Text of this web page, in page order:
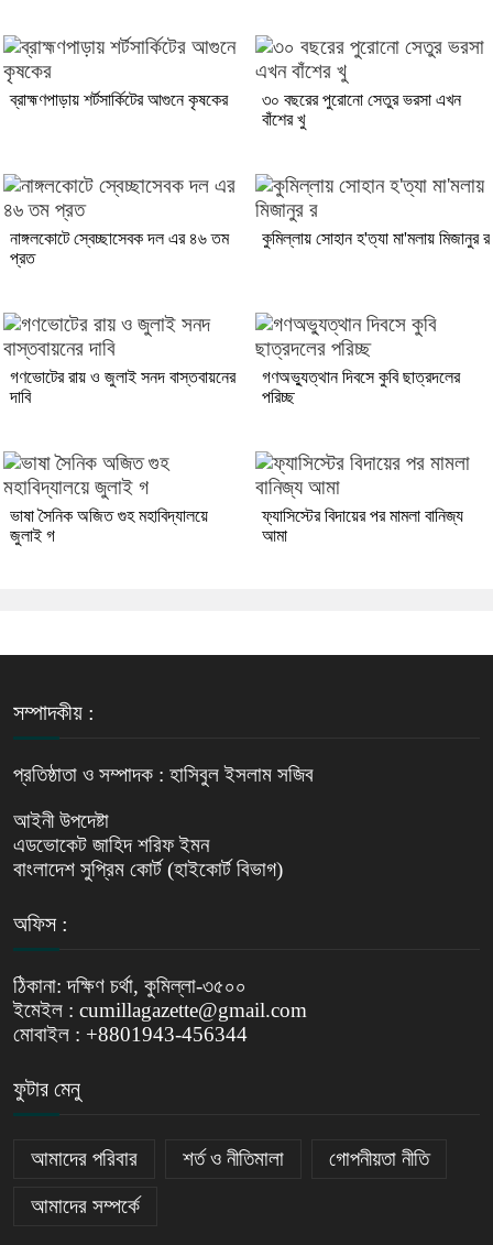
ব্রাহ্মণপাড়ায় শর্টসার্কিটের আগুনে কৃষকের
৩০ বছরের পুরোনো সেতুর ভরসা এখন
বাঁশের খু
নাঙ্গলকোটে স্বেচ্ছাসেবক দল এর ৪৬ তম
প্রত
কুমিল্লায় সোহান হ'ত্যা মা'মলায় মিজানুর র
গণভোটের রায় ও জুলাই সনদ বাস্তবায়নের
দাবি
গণঅভ্যুত্থান দিবসে কুবি ছাত্রদলের
পরিচ্ছ
ভাষা সৈনিক অজিত গুহ মহাবিদ্যালয়ে
জুলাই গ
ফ্যাসিস্টের বিদায়ের পর মামলা বানিজ্য
আমা
সম্পাদকীয় :
প্রতিষ্ঠাতা ও সম্পাদক : হাসিবুল ইসলাম সজিব
আইনী উপদেষ্টা
এডভোকেট জাহিদ শরিফ ইমন
বাংলাদেশ সুপ্রিম কোর্ট (হাইকোর্ট বিভাগ)
অফিস :
ঠিকানা: দক্ষিণ চর্থা, কুমিল্লা-৩৫০০
ইমেইল : cumillagazette@gmail.com
মোবাইল : +8801943-456344
ফুটার মেনু
আমাদের পরিবার শর্ত ও নীতিমালা গোপনীয়তা নীতি
আমাদের সম্পর্কে